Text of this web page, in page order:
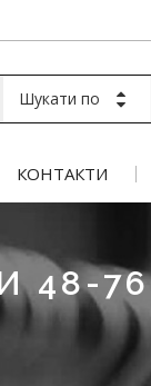
Шукати по
КОНТАКТИ
48-76